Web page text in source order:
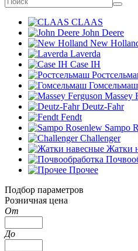
CLAAS
John Deere
New
Laverda
Case IH
Гомсельмаш
Massey
Deutz-Fahr
Fendt
Sampo
Challenger
Жатки
Прочее
Подбор параметров
Розничная цена
От
До